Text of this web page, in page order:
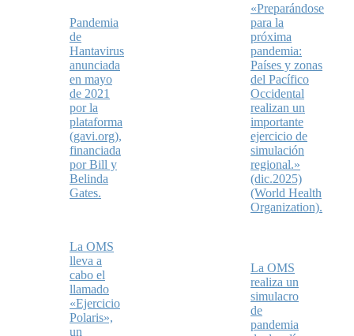
Pandemia
de
Hantavirus
anunciada
en mayo
de 2021
por la
plataforma
(gavi.org),
financiada
por Bill y
Belinda
Gates.
«Preparándose
para la
próxima
pandemia:
Países y zonas
del Pacífico
Occidental
realizan un
importante
ejercicio de
simulación
regional.»
(dic.2025)
(World Health
Organization).
La OMS
lleva a
cabo el
llamado
«Ejercicio
Polaris»,
un
La OMS
realiza un
simulacro
de
pandemia